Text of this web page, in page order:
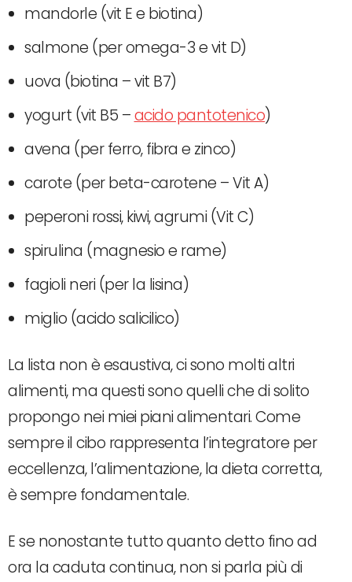
mandorle (vit E e biotina)
salmone (per omega-3 e vit D)
uova (biotina – vit B7)
yogurt (vit B5 –acido pantotenico)
avena (per ferro, fibra e zinco)
carote (per beta-carotene – Vit A)
peperoni rossi, kiwi, agrumi (Vit C)
spirulina (magnesio e rame)
fagioli neri (per la lisina)
miglio (acido salicilico)
La lista non è esaustiva, ci sono molti altri
alimenti, ma questi sono quelli che di solito
propongo nei miei piani alimentari. Come
sempre il cibo rappresenta l’integratore per
eccellenza, l’alimentazione, la dieta corretta,
è sempre fondamentale.
E se nonostante tutto quanto detto fino ad
ora la caduta continua, non si parla più di